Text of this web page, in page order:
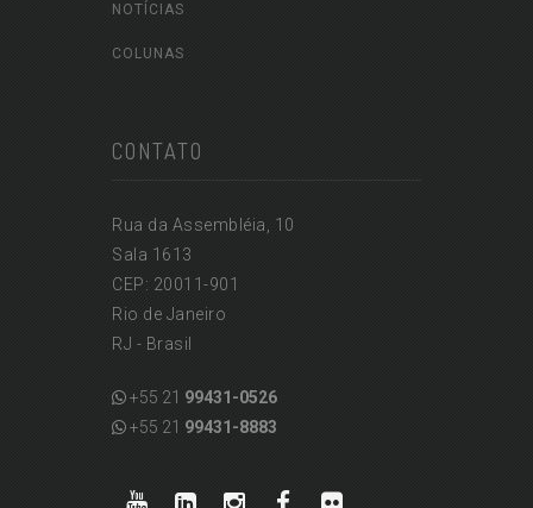
NOTÍCIAS
COLUNAS
CONTATO
Rua da Assembléia, 10
Sala 1613
CEP: 20011-901
Rio de Janeiro
RJ - Brasil
+55 21 99431-0526
+55 21 99431-8883